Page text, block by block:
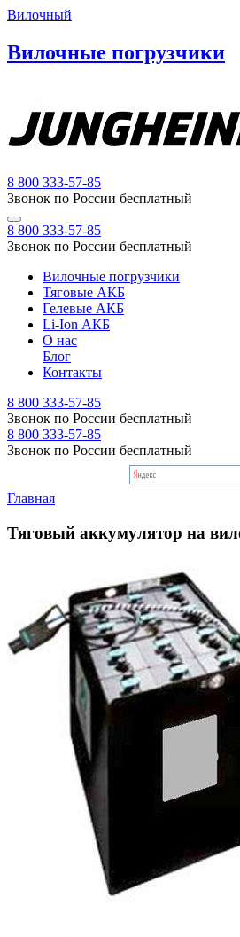
Вилочный
Вилочные погрузчики
8 800 333-57-85
Звонок по России бесплатный
8 800 333-57-85
Звонок по России бесплатный
Вилочные погрузчики
Тяговые АКБ
Гелевые АКБ
Li-Ion АКБ
О нас
Блог
Контакты
8 800 333-57-85
Звонок по России бесплатный
8 800 333-57-85
Звонок по России бесплатный
Главная
Тяговый аккумулятор на